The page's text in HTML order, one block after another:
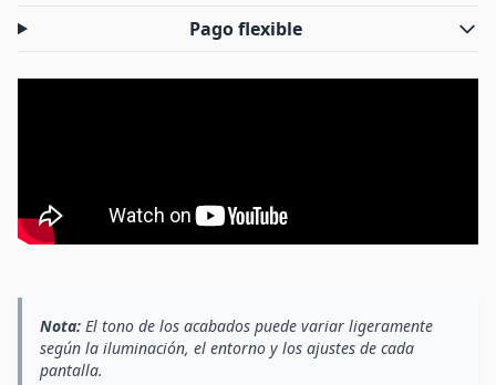
Pago flexible
Nota: El tono de los acabados puede variar ligeramente
según la iluminación, el entorno y los ajustes de cada
pantalla.